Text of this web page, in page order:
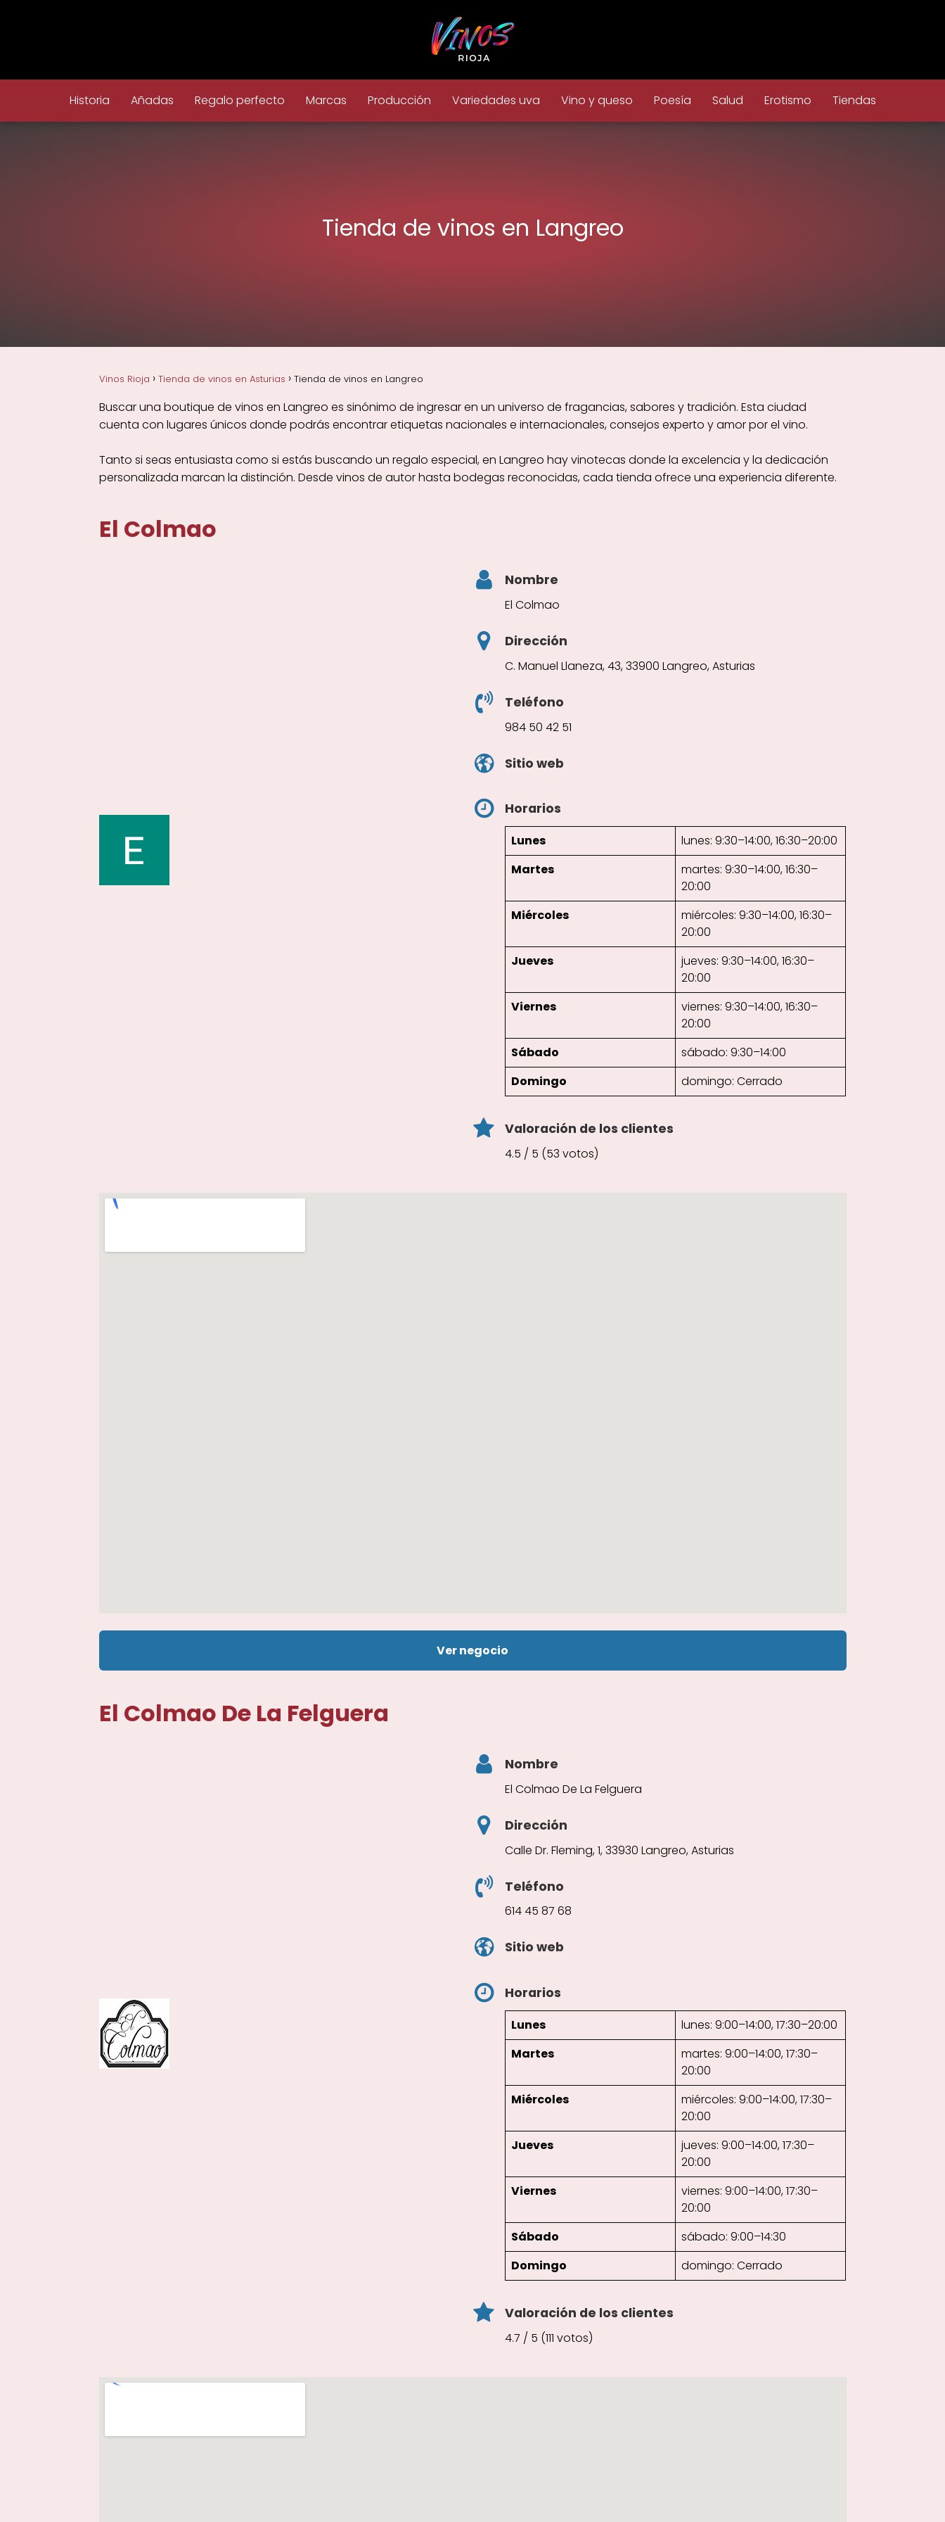
Historia Añadas Regalo perfecto Marcas Producción Variedades uva Vino y queso Poesía Salud Erotismo Tiendas
Tienda de vinos en Langreo
Vinos Rioja Tienda de vinos en Asturias Tienda de vinos en Langreo
Buscar una boutique de vinos en Langreo es sinónimo de ingresar en un universo de fragancias, sabores y tradición. Esta ciudad
cuenta con lugares únicos donde podrás encontrar etiquetas nacionales e internacionales, consejos experto y amor por el vino.
Tanto si seas entusiasta como si estás buscando un regalo especial, en Langreo hay vinotecas donde la excelencia y la dedicación
personalizada marcan la distinción. Desde vinos de autor hasta bodegas reconocidas, cada tienda ofrece una experiencia diferente.
El Colmao
Nombre
El Colmao
Dirección
C. Manuel Llaneza, 43, 33900 Langreo, Asturias
Teléfono
984 50 42 51
Sitio web
Horarios
Lunes
lunes: 9:30–14:00, 16:30–20:00
Martes
martes: 9:30–14:00, 16:30–
20:00
Miércoles
miércoles: 9:30–14:00, 16:30–
20:00
Jueves
jueves: 9:30–14:00, 16:30–
20:00
Viernes
viernes: 9:30–14:00, 16:30–
20:00
Sábado
sábado: 9:30–14:00
Domingo
domingo: Cerrado
Valoración de los clientes
4.5 / 5 (53 votos)
Ver negocio
El Colmao De La Felguera
Nombre
El Colmao De La Felguera
Dirección
Calle Dr. Fleming, 1, 33930 Langreo, Asturias
Teléfono
614 45 87 68
Sitio web
Horarios
Lunes
lunes: 9:00–14:00, 17:30–20:00
Martes
martes: 9:00–14:00, 17:30–
20:00
Miércoles
miércoles: 9:00–14:00, 17:30–
20:00
Jueves
jueves: 9:00–14:00, 17:30–
20:00
Viernes
viernes: 9:00–14:00, 17:30–
20:00
Sábado
sábado: 9:00–14:30
Domingo
domingo: Cerrado
Valoración de los clientes
4.7 / 5 (111 votos)